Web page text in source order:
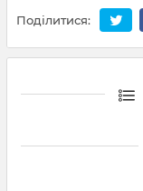
Поділитися: